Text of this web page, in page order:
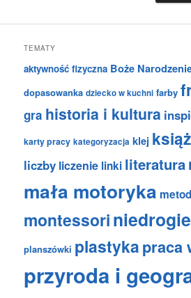
TEMATY
aktywność fizyczna Boże
dopasowanka dziecko w kuchni farby
gra historia i kultura
karty pracy kategoryzacja klej
liczby liczenie linki literatura
mała motoryka
montessoriniedrogie
planszówki plastykapraca
przyroda i